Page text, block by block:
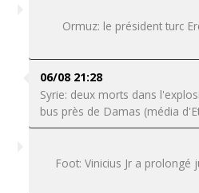
Ormuz: le président turc
06/08 21:28
Syrie: deux morts dans
bus près de Damas (média
Foot: Vinicius Jr a prolongé